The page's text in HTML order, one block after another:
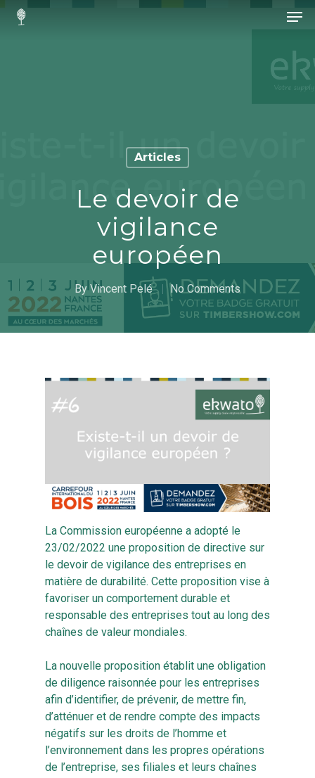
Articles
Le devoir de
vigilance
européen
ByVincent Pelé No Comments
La Commission européenne a adopté le
23/02/2022 une proposition de directive sur
le devoir de vigilance des entreprises en
matière de durabilité. Cette proposition vise à
favoriser un comportement durable et
responsable des entreprises tout au long des
chaînes de valeur mondiales.
La nouvelle proposition établit une obligation
de diligence raisonnée pour les entreprises
afin d’identifier, de prévenir, de mettre fin,
d’atténuer et de rendre compte des impacts
négatifs sur les droits de l’homme et
l’environnement dans les propres opérations
de l’entreprise, ses filiales et leurs chaînes